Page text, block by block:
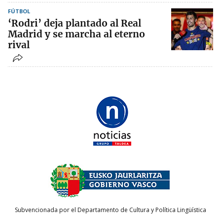
FÚTBOL
‘Rodri’ deja plantado al Real
Madrid y se marcha al eterno
rival
Subvencionada por el Departamento de Cultura y Política Lingüística